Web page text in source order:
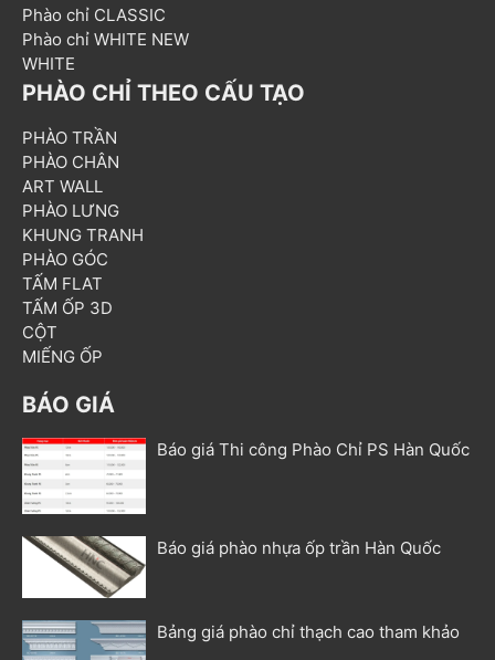
Phào chỉ CLASSIC
Phào chỉ WHITE NEW
WHITE
PHÀO CHỈ THEO CẤU TẠO
PHÀO TRẦN
PHÀO CHÂN
ART WALL
PHÀO LƯNG
KHUNG TRANH
PHÀO GÓC
TẤM FLAT
TẤM ỐP 3D
CỘT
MIẾNG ỐP
BÁO GIÁ
Báo giá Thi công Phào Chỉ PS Hàn Quốc
Báo giá phào nhựa ốp trần Hàn Quốc
Bảng giá phào chỉ thạch cao tham khảo